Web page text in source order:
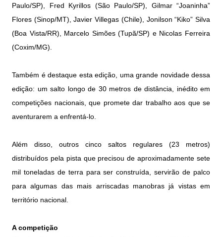
Paulo/SP), Fred Kyrillos (São Paulo/SP), Gilmar “Joaninha”
Flores (Sinop/MT), Javier Villegas (Chile), Jonilson “Kiko” Silva
(Boa Vista/RR), Marcelo Simões (Tupã/SP) e Nicolas Ferreira
(Coxim/MG).
Também é destaque esta edição, uma grande novidade dessa
edição: um salto longo de 30 metros de distância, inédito em
competições nacionais, que promete dar trabalho aos que se
aventurarem a enfrentá-lo.
Além disso, outros cinco saltos regulares (23 metros)
distribuídos pela pista que precisou de aproximadamente sete
mil toneladas de terra para ser construída, servirão de palco
para algumas das mais arriscadas manobras já vistas em
território nacional.
A competição